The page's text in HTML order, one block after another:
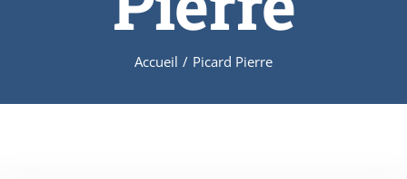
Accueil / Picard Pierre